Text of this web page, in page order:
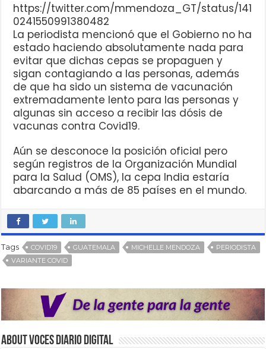
https://twitter.com/mmendoza_GT/status/141
0241550991380482
La periodista mencionó que el Gobierno no ha
estado haciendo absolutamente nada para
evitar que dichas cepas se propaguen y
sigan contagiando a las personas, además
de que ha sido un sistema de vacunación
extremadamente lento para las personas y
algunas sin acceso a recibir las dósis de
vacunas contra Covid19.
Aún se desconoce la posición oficial pero
según registros de la Organización Mundial
para la Salud (OMS), la cepa India estaría
abarcando a más de 85 países en el mundo.
Tags COVID19 GUATEMALA MICHELLE MENDOZA
PERIODISTA
VARIANTE COVID
About VOCES Diario digital